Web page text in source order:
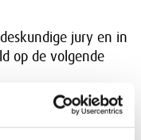
jury en in
op de volgende
verder dan